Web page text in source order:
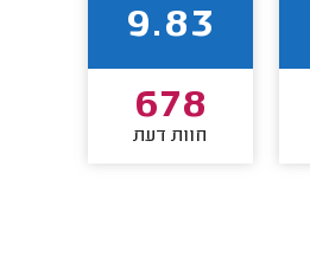
9.83
678
חוות דעת